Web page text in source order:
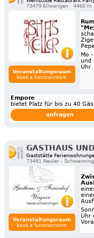
73479 Ellwangen
4460 m
Veranstaltungsraum
book a functionroom
Mo
und
Uhr
Empore
bietet Platz für bis zu 40
anfragen
GASTHAUS
Gaststätte
73491 Neuler -
Veranstaltungsraum
book a functionroom
Uhr